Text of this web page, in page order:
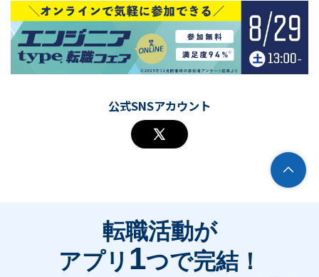
公式SNSアカウント
転職活動が
アプリ 1つで完結！